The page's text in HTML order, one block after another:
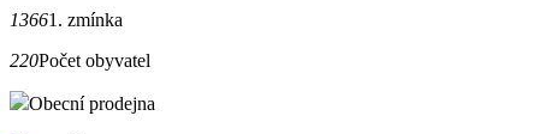
13661. zmínka
220Počet obyvatel
Obecní prodejna